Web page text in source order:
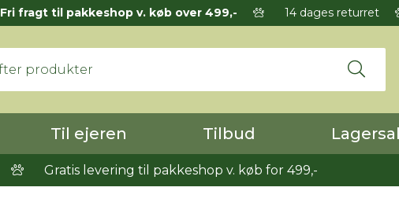
Fri fragt til pakkeshop v. køb over 499,- 14 dages returret
Til ejeren Tilbud
Gratis levering til pakkeshop v. køb for 499,-